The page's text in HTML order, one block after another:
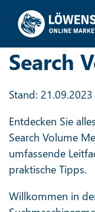
Search
Stand: 21.09.2023
Entdecken Sie
Search Volume
umfassende
praktische Tipps.
Willkommen in